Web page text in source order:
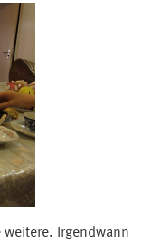
Irgendwann